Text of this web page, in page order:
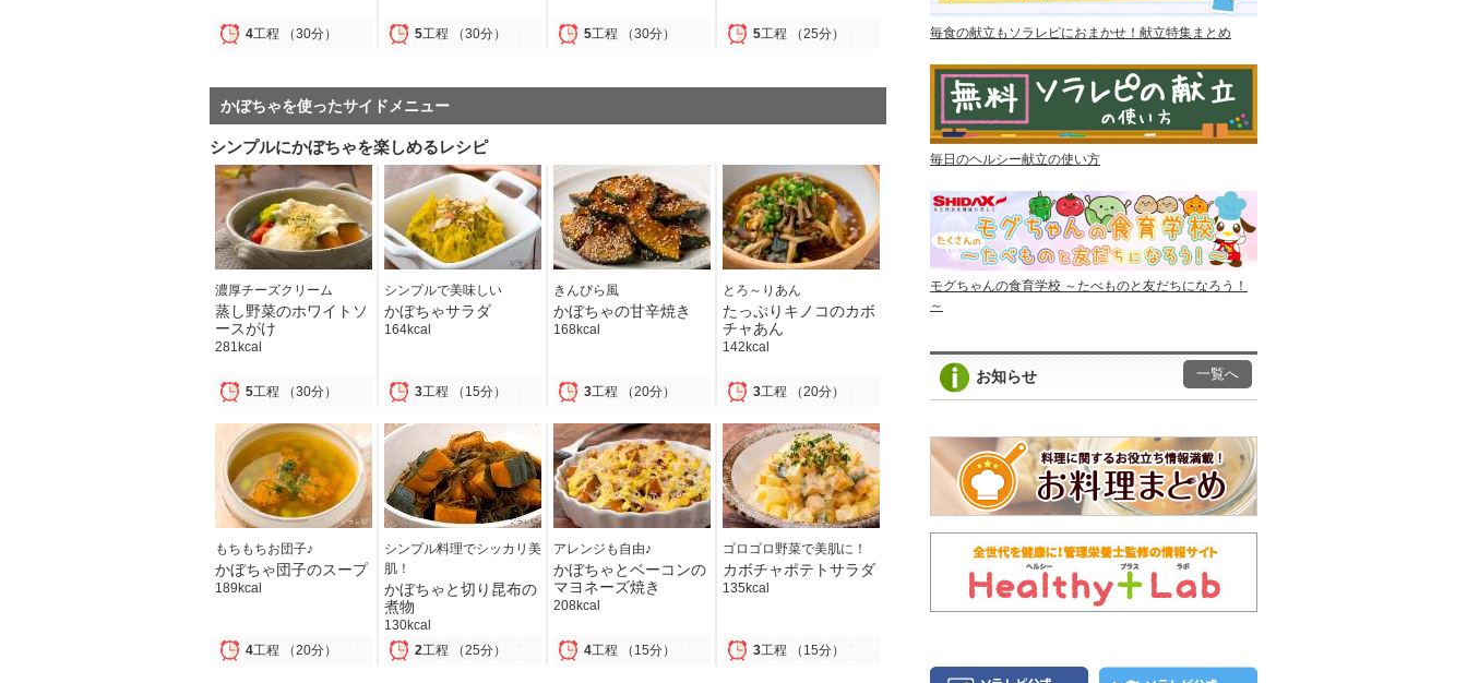
4工程 （30分） 5工程 （30分） 5工程 （30分） 5工程 （25分）
かぼちゃを使ったサイドメニュー
シンプルにかぼちゃを楽しめるレシピ
濃厚チーズクリーム
蒸し野菜のホワイトソ
ースがけ
281kcal
5工程 （30分）
シンプルで美味しい
かぼちゃサラダ
164kcal
3工程 （15分）
きんぴら風
かぼちゃの甘辛焼き
168kcal
3工程 （20分）
とろ～りあん
たっぷりキノコのカボ
チャあん
142kcal
3工程 （20分）
もちもちお団子♪
かぼちゃ団子のスープ
189kcal
4工程 （20分）
シンプル料理でシッカリ美
肌！
かぼちゃと切り昆布の
煮物
130kcal
2工程 （25分）
アレンジも自由♪
かぼちゃとベーコンの
マヨネーズ焼き
208kcal
4工程 （15分）
ゴロゴロ野菜で美肌に！
カボチャポテトサラダ
135kcal
3工程 （15分）
毎食の献立もソラレピにおまかせ！献立特集まとめ
毎日のヘルシー献立の使い方
モグちゃんの食育学校 ～たべものと友だちになろう！
～
お知らせ 一覧へ